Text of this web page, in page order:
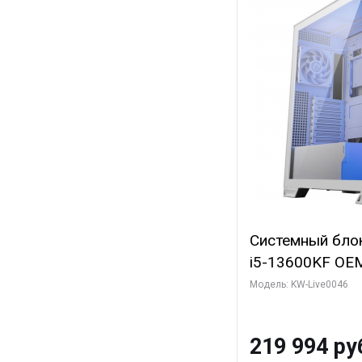
Системный
i5-13600KF
7, C14 8EC/
SSD)
Модель: KW-Live0046
219 994